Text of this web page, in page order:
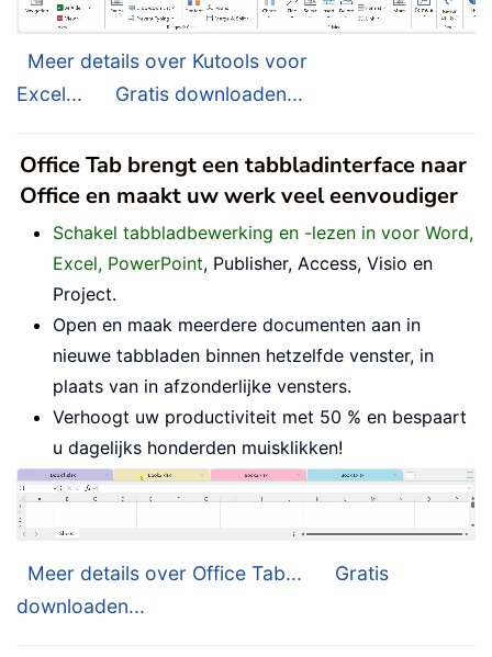
Meer details over Kutools voor
Excel...
Gratis downloaden...
Office Tab brengt een tabbladinterface naar
Office en maakt uw werk veel eenvoudiger
Schakel tabbladbewerking en -lezen in voor Word,
Excel, PowerPoint, Publisher, Access, Visio en
Project.
Open en maak meerdere documenten aan in
nieuwe tabbladen binnen hetzelfde venster, in
plaats van in afzonderlijke vensters.
Verhoogt uw productiviteit met 50 % en bespaart
u dagelijks honderden muisklikken!
Meer details over Office Tab...
Gratis
downloaden...